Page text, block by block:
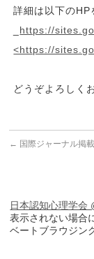
詳細は以下のHP
https://
<https://
どうぞよろしく
← 国際ジャーナル掲
日本認知心理学会
表示されない場合
ベートブラウジン